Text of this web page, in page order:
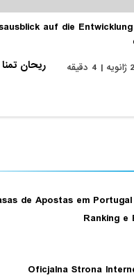
auf die
ریحان تمنا
de Apostas em
Ranking
Oficjalna Strona